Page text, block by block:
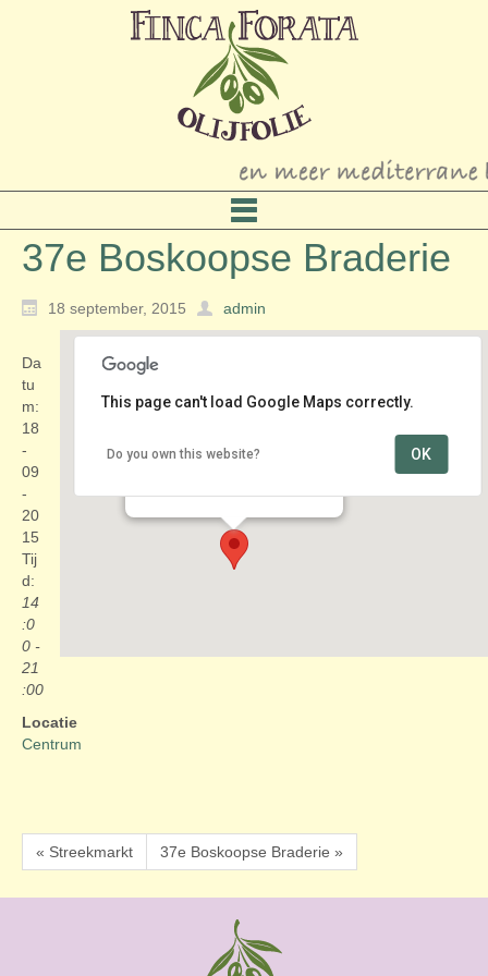
37e Boskoopse Braderie
18 september, 2015 admin
Centrum
This page can't load Google Maps correctly.
Do you own this website? OK
Da
tu
m:
18
-
09
-
20
15
Tij
d:
14
:0
0 -
21
:00
Locatie
Centrum
« Streekmarkt 37e Boskoopse Braderie »